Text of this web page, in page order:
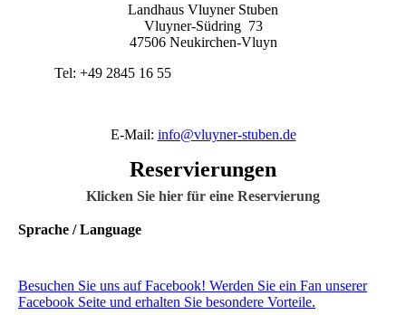
Landhaus Vluyner Stuben
Vluyner-Südring 73
47506 Neukirchen-Vluyn
Tel: +49 2845 16 55
E-Mail: info@vluyner-stuben.de
Reservierungen
Klicken Sie hier für eine Reservierung
Sprache / Language
Besuchen Sie uns auf Facebook! Werden Sie ein Fan unserer
Facebook Seite und erhalten Sie besondere Vorteile.